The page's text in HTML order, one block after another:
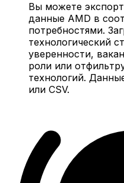
Вы можете
данные AMD в
потребностями.
технологический
уверенности,
роли или
технологий.
или CSV.